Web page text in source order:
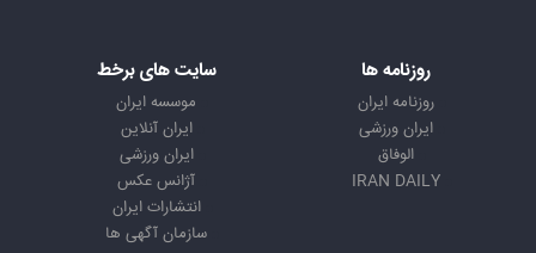
روزنامه ها
روزنامه ایران
ایران ورزشی
الوفاق
IRAN DAILY
سایت های برخط
موسسه ایران
ایران آنلاین
ایران ورزشی
آژانس عکس
انتشارات ایران
سازمان آگهی ها